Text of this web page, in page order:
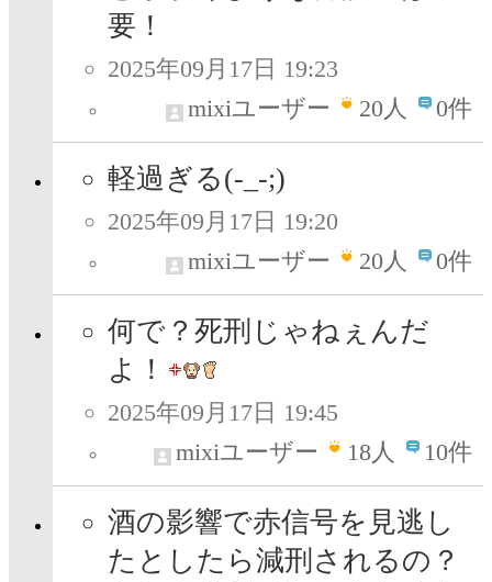
要！
2025年09月17日 19:23
mixiユーザー
20人 0件
軽過ぎる(-_-;)
2025年09月17日 19:20
mixiユーザー
20人 0件
何で？死刑じゃねぇんだ
よ！
2025年09月17日 19:45
mixiユーザー
18人 10件
酒の影響で赤信号を見逃し
たとしたら減刑されるの？